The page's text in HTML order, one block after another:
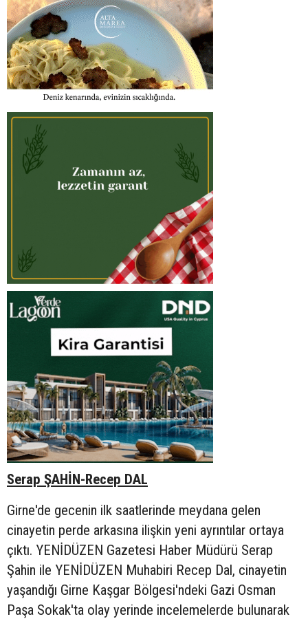
Serap ŞAHİN-Recep DAL
Girne'de gecenin ilk saatlerinde meydana gelen
cinayetin perde arkasına ilişkin yeni ayrıntılar ortaya
çıktı. YENİDÜZEN Gazetesi Haber Müdürü Serap
Şahin ile YENİDÜZEN Muhabiri Recep Dal, cinayetin
yaşandığı Girne Kaşgar Bölgesi'ndeki Gazi Osman
Paşa Sokak'ta olay yerinde incelemelerde bulunarak